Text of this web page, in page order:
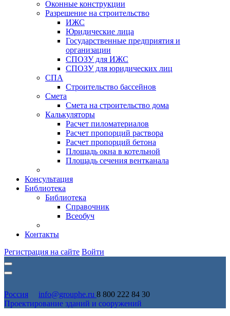
Оконные конструкции
Разрешение на строительство
ИЖС
Юридические лица
Государственные предприятия и
организации
СПОЗУ для ИЖС
СПОЗУ для юридических лиц
СПА
Строительство бассейнов
Смета
Смета на строительство дома
Калькуляторы
Расчет пиломатериалов
Расчет пропорций раствора
Расчет пропорций бетона
Площадь окна в котельной
Площадь сечения вентканала
Консультация
Библиотека
Библиотека
Справочник
Всеобуч
Контакты
Регистрация на сайте Войти
Россия info@grouphe.ru 8 800 222 84 30
Проектирование зданий и сооружений